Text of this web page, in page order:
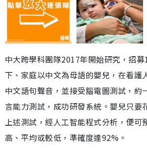
中大跨學科團隊2017年開始研究，招
下、家庭以中文為母語的嬰兒，在看護
中文語句聲音，並接受腦電圖測試，約
言能力測試，成功研發系統。嬰兒只要
上述測試，經人工智能程式分析，便可
高、平均或較低，準確度達92%。